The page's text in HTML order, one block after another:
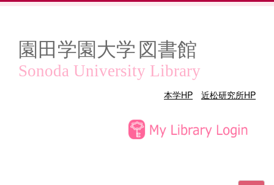
園田学園大学 図書館
Sonoda University Library
本学HP 近松研究所HP